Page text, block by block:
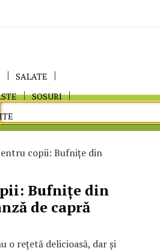
SALATE
SOSURI
copii: Bufniţe din
Bufniţe din
de capră
o reţetă delicioasă, dar şi